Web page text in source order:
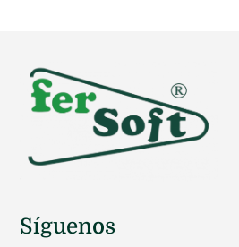
Síguenos